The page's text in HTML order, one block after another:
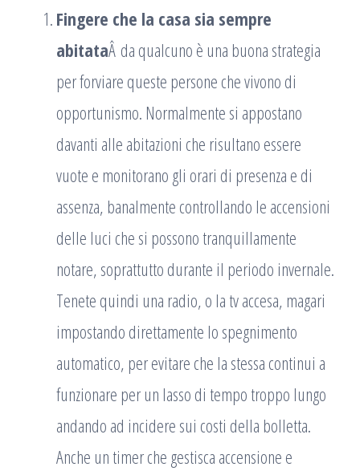
Fingere che la casa sia sempre
abitataÂ da qualcuno è una buona strategia
per forviare queste persone che vivono di
opportunismo. Normalmente si appostano
davanti alle abitazioni che risultano essere
vuote e monitorano gli orari di presenza e di
assenza, banalmente controllando le accensioni
delle luci che si possono tranquillamente
notare, soprattutto durante il periodo invernale.
Tenete quindi una radio, o la tv accesa, magari
impostando direttamente lo spegnimento
automatico, per evitare che la stessa continui a
funzionare per un lasso di tempo troppo lungo
andando ad incidere sui costi della bolletta.
Anche un timer che gestisca accensione e